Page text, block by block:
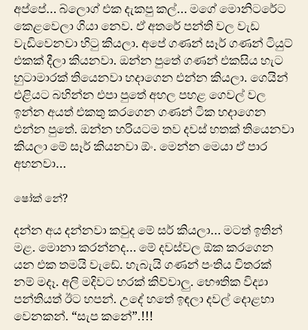
අප්පේ… බ්ලොග් එක දැකපු කල්… මගේ මොනිටරේට
කෙළවෙලා ගියා නෙව. ඒ අතරේ පන්ති වල වැඩ
වැඩිවෙනවා හිටු කියලා. අපේ ගණන් සෑර් ගණන් ටියුට්
එකක් දීලා කියනවා. ඔන්න පුතේ ගණන් එකසිය හැට
හුටාමාරක් තියෙනවා හදාගෙන එන්න කියලා. ගෙයින්
එළියට බහින්න එපා පුතේ අහල පහළ ගෙවල් වල
ඉන්න අයත් එකතු කරගෙන ගණන් ටික හදාගෙන
එන්න පුතේ. ඔන්න හරියටම තව දවස් හතක් තියෙනවා
කියලා මේ සෑර් කියනවා ඕං. මෙන්න මෙයා ඒ පාර
අහනවා…
ෂෝ‍ක් නේ?
දන්න අය දන්නවා කවුද ‍මේ සර් කියලා… මටත් ඉතින්
මළ. මොනා කරන්නද… මේ දවස්වල ඕක කරගෙන
යන එක තමයි වැඩේ. හැබැයි ගණන් පංතිය විතරක්
නම් මදෑ. අලි මදිවට හරක් කිව්වාලු. භෞතික විද්‍යා
පන්තියත් ඊට හපන්. උදේ හතේ ඉඳලා දවල් දොළහා
වෙනකන්. “සැප කනේ”.!!!